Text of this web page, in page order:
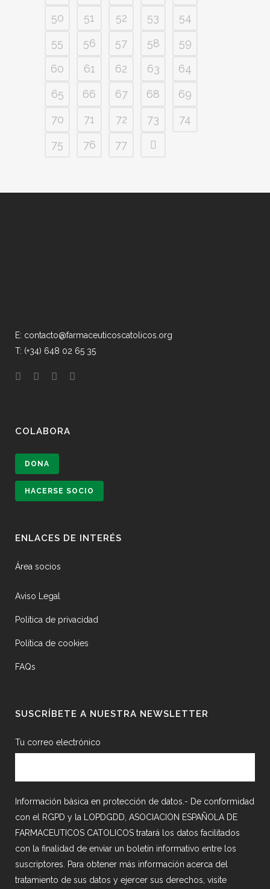
50
51 52 53
54
55
56 57 58
59
60
61 62 63
64
65
66 67 68
69
70
71 72 73
74
75
76 77
E: contacto@farmaceuticoscatolicos.org
T: (+34) 648 02 65 35
COLABORA
DONA
HACERSE SOCIO
ENLACES DE INTERÉS
Área socios
Aviso Legal
Política de privacidad
Política de cookies
FAQs
SUSCRÍBETE A NUESTRA NEWSLETTER
Tu correo electrónico
Información básica en protección de datos.- De conformidad
con el RGPD y la LOPDGDD, ASOCIACION ESPAÑOLA DE
FARMACEUTICOS CATOLICOS tratará los datos facilitados
con la finalidad de enviar un boletín informativo entre los
suscriptores. Para obtener más información acerca del
tratamiento de sus datos y ejercer sus derechos, visite